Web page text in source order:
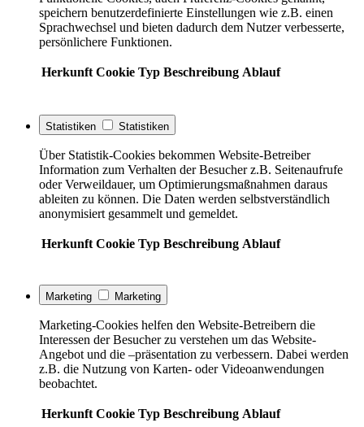
speichern benutzerdefinierte Einstellungen wie z.B. einen
Sprachwechsel und bieten dadurch dem Nutzer verbesserte,
persönlichere Funktionen.
Herkunft Cookie Typ Beschreibung Ablauf
Statistiken Statistiken
Über Statistik-Cookies bekommen Website-Betreiber
Information zum Verhalten der Besucher z.B. Seitenaufrufe
oder Verweildauer, um Optimierungsmaßnahmen daraus
ableiten zu können. Die Daten werden selbstverständlich
anonymisiert gesammelt und gemeldet.
Herkunft Cookie Typ Beschreibung Ablauf
Marketing Marketing
Marketing-Cookies helfen den Website-Betreibern die
Interessen der Besucher zu verstehen um das Website-
Angebot und die –präsentation zu verbessern. Dabei werden
z.B. die Nutzung von Karten- oder Videoanwendungen
beobachtet.
Herkunft Cookie Typ Beschreibung Ablauf